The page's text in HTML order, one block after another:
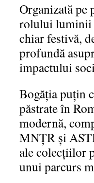
Organizată pe
rolului luminii
chiar festivă,
profundă
impactului
Bogăția puțin
păstrate în
modernă,
MNȚR și
ale colecțiilor
unui parcurs